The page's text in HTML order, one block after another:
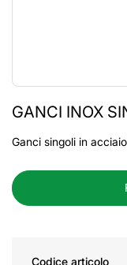
GANCI INOX
Ganci singoli in
Codice articolo